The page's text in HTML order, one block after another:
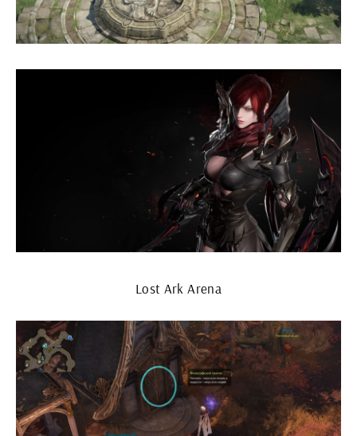
Lost Ark Arena